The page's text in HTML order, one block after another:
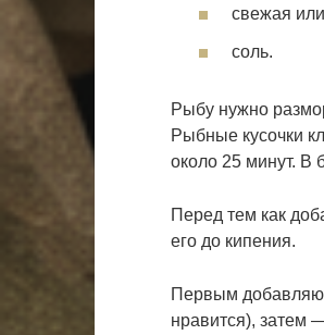
свежая
соль.
Рыбу нужно
Рыбные кусочки
около 25 минут. В
Перед тем как
его до кипения.
Первым
нравится), затем